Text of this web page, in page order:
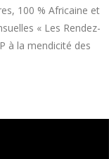
100 % Africaine et
« Les Rendez-
à la mendicité des